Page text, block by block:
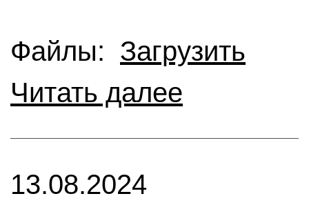
Файлы: Загрузить
Читать далее
13.08.2024